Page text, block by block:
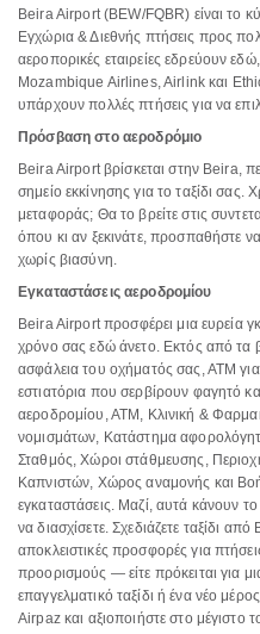
Beira Airport (BEW/FQBR) είναι το
Εγχώρια & Διεθνής πτήσεις προς
αεροπορικές εταιρείες εδρεύουν
Mozambique Airlines, Airlink και
υπάρχουν πολλές πτήσεις για να
Πρόσβαση στο αεροδρόμιο
Beira Airport βρίσκεται στην Beira,
σημείο εκκίνησης για το ταξίδι σας.
μεταφοράς; Θα το βρείτε στις
όπου κι αν ξεκινάτε, προσπαθήστε
χωρίς βιασύνη.
Εγκαταστάσεις αεροδρομίου
Beira Airport προσφέρει μια ευρεία
χρόνο σας εδώ άνετο. Εκτός από τα
ασφάλεια του οχήματός σας, ΑΤΜ
εστιατόρια που σερβίρουν φαγητό
αεροδρομίου, ΑΤΜ, Κλινική &
νομισμάτων, Κατάστημα
Σταθμός, Χώροι στάθμευσης,
Καπνιστών, Χώρος αναμονής και
εγκαταστάσεις. Μαζί, αυτά κάνουν
να διασχίσετε. Σχεδιάζετε ταξίδι
αποκλειστικές προσφορές για
προορισμούς — είτε πρόκειται για
επαγγελματικό ταξίδι ή ένα νέο
Airpaz και αξιοποιήστε στο μέγιστο